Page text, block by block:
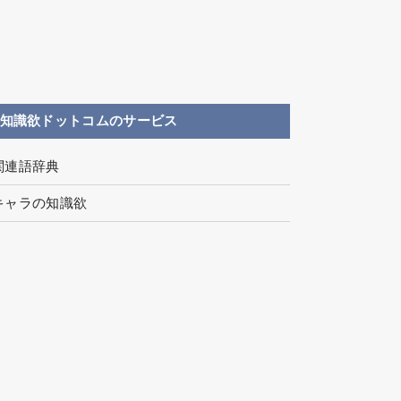
知識欲ドットコムのサービス
連語辞典
ャラの知識欲